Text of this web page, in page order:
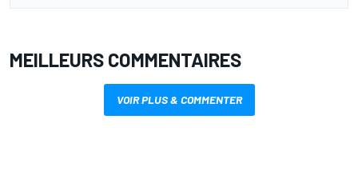
MEILLEURS COMMENTAIRES
VOIR PLUS & COMMENTER